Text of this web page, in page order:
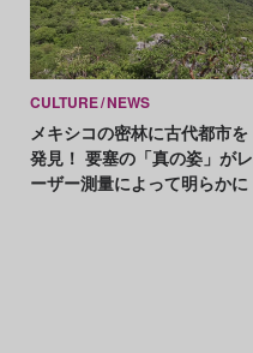
CULTURE NEWS
メキシコの密林に古代都市を
発見！ 要塞の「真の姿」がレ
ーザー測量によって明らかに